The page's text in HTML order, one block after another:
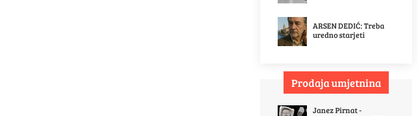
ARSEN DEDIĆ: Treba
uredno starjeti
Prodaja umjetnina
Janez Pirnat -